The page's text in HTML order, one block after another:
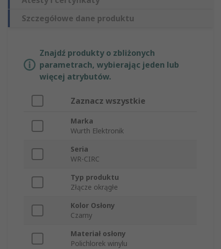
Szczegółowe dane produktu
Znajdź produkty o zbliżonych
parametrach, wybierając jeden lub
więcej atrybutów.
Zaznacz wszystkie
Marka
Wurth Elektronik
Seria
WR-CIRC
Typ produktu
Złącze okrągłe
Kolor Osłony
Czarny
Materiał osłony
Polichlorek winylu